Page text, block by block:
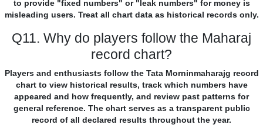
to provide "fixed numbers" or "leak numbers" for money is
misleading users. Treat all chart data as historical records only.
Q11. Why do players follow the Maharaj
record chart?
Players and enthusiasts follow the Tata Morninmaharajg record
chart to view historical results, track which numbers have
appeared and how frequently, and review past patterns for
general reference. The chart serves as a transparent public
record of all declared results throughout the year.